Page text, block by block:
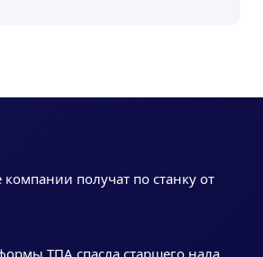
компании получат по станку от